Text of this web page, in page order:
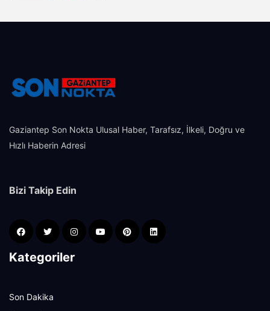
Gaziantep Son Nokta Ulusal Haber, Tarafsız, İlkeli, Doğru ve
Hızlı Haberin Adresi
Bizi Takip Edin
Kategoriler
Son Dakika